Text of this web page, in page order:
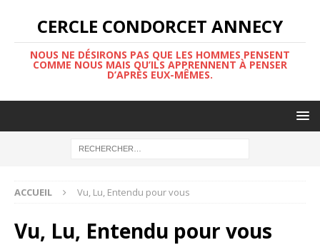
CERCLE CONDORCET ANNECY
NOUS NE DÉSIRONS PAS QUE LES HOMMES PENSENT
COMME NOUS MAIS QU’ILS APPRENNENT À PENSER
D’APRÈS EUX-MÊMES.
ACCUEIL Vu, Lu, Entendu pour vous
Vu, Lu, Entendu pour vous